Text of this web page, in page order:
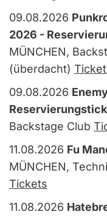
09.08.2026
2026 -
MÜNCHEN,
(überdacht)
09.08.2026
Backstage Club
11.08.2026 Fu
MÜNCHEN,
Tickets
11.08.2026